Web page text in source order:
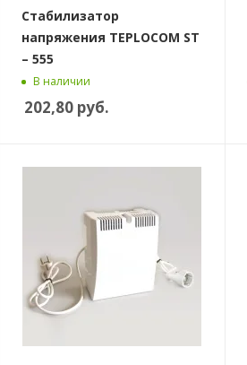
Стабилизатор
напряжения TEPLOCOM ST
– 555
В наличии
202,80руб.